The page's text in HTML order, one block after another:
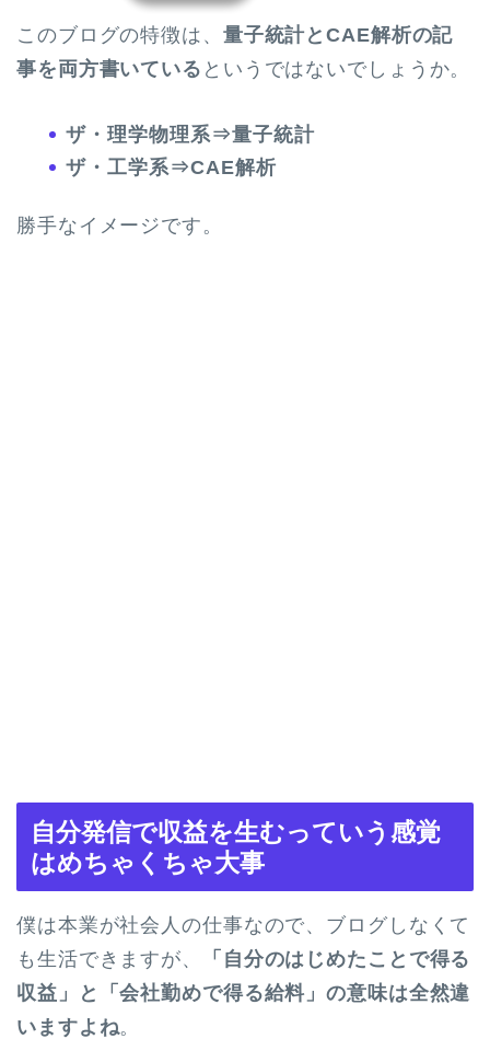
このブログの特徴は、 量子統計とCAE解析の記
事を両方書いている というではないでしょうか。
ザ・理学物理系⇒量子統計
ザ・工学系⇒CAE解析
勝手なイメージです。
自分発信で収益を生むっていう感覚
はめちゃくちゃ大事
僕は本業が社会人の仕事なので、ブログしなくて
も生活できますが、
「自分のはじめたことで得る
収益」と「会社勤めで得る給料」の意味は全然違
いますよね。